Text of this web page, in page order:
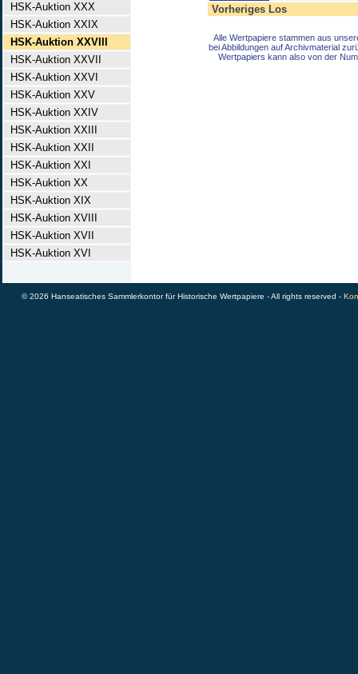
HSK-Auktion XXX
HSK-Auktion XXIX
HSK-Auktion XXVIII
HSK-Auktion XXVII
HSK-Auktion XXVI
HSK-Auktion XXV
HSK-Auktion XXIV
HSK-Auktion XXIII
HSK-Auktion XXII
HSK-Auktion XXI
HSK-Auktion XX
HSK-Auktion XIX
HSK-Auktion XVIII
HSK-Auktion XVII
HSK-Auktion XVI
Vorheriges Los
Alle Wertpapiere stammen aus
bei Abbildungen auf Archivmaterial
Wertpapiers kann also von der
© 2026 Hanseatisches Sammlerkontor für Historische Wertpapiere - All rights reserved -